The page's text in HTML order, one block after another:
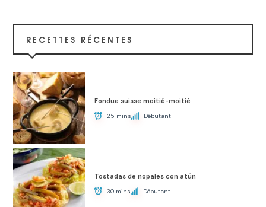
RECETTES RÉCENTES
Fondue suisse moitié-moitié
25 mins Débutant
Tostadas de nopales con atún
30 mins Débutant